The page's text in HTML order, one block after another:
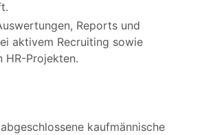
Reports und
aktivem Recruiting sowie
HR-Projekten.
kaufmännische